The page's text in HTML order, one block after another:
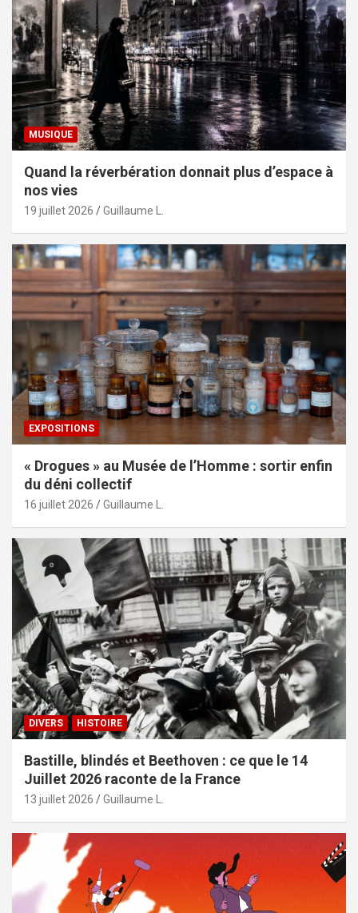
MUSIQUE
Quand la réverbération donnait plus d’espace à
nos vies
19 juillet 2026 Guillaume L.
EXPOSITIONS
« Drogues » au Musée de l’Homme : sortir enfin
du déni collectif
16 juillet 2026 Guillaume L.
DIVERS HISTOIRE
Bastille, blindés et Beethoven : ce que le 14
Juillet 2026 raconte de la France
13 juillet 2026 Guillaume L.